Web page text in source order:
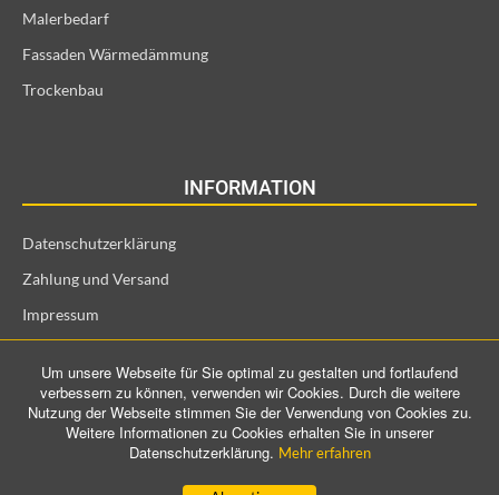
Malerbedarf
Fassaden Wärmedämmung
Trockenbau
INFORMATION
Datenschutzerklärung
Zahlung und Versand
Impressum
Widerrufsrecht für Verbraucher
©️ 2021 ProConTra GmbH. All Rights Reserved
Um unsere Webseite für Sie optimal zu gestalten und fortlaufend
verbessern zu können, verwenden wir Cookies. Durch die weitere
Nutzung der Webseite stimmen Sie der Verwendung von Cookies zu.
Weitere Informationen zu Cookies erhalten Sie in unserer
Datenschutzerklärung. Mehr erfahren